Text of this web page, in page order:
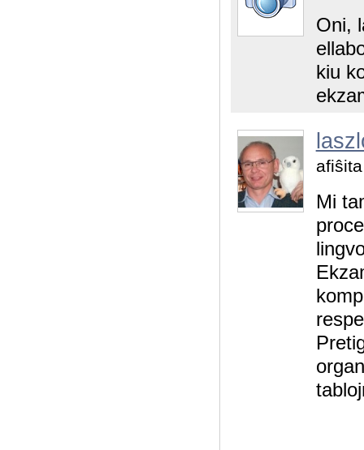
Oni,
kiu
Mi